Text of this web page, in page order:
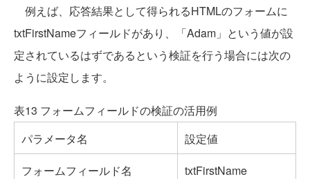
例えば、応答結果として得られるHTMLのフォームに
txtFirstNameフィールドがあり、「Adam」という値が設
定されているはずであるという検証を行う場合には次の
ように設定します。
表13 フォームフィールドの検証の活用例
パラメータ名
設定値
フォームフィールド名
txtFirstName